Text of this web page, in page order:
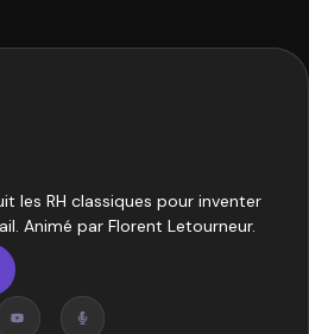
les RH classiques pour inventer
Animé par Florent Letourneur.